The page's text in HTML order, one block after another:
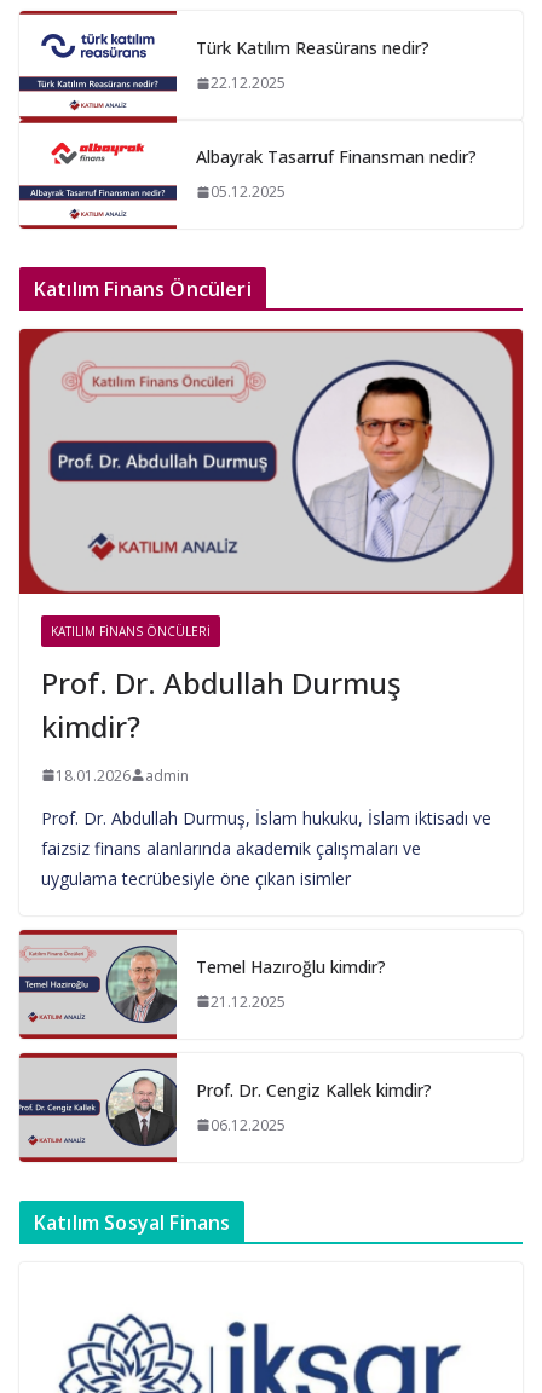
Türk Katılım Reasürans nedir?
22.12.2025
Albayrak Tasarruf Finansman nedir?
05.12.2025
Katılım Finans Öncüleri
KATILIM FINANS ÖNCÜLERI
Prof. Dr. Abdullah Durmuş
kimdir?
18.01.2026 admin
Prof. Dr. Abdullah Durmuş, İslam hukuku, İslam iktisadı ve
faizsiz finans alanlarında akademik çalışmaları ve
uygulama tecrübesiyle öne çıkan isimler
Temel Hazıroğlu kimdir?
21.12.2025
Prof. Dr. Cengiz Kallek kimdir?
06.12.2025
Katılım Sosyal Finans